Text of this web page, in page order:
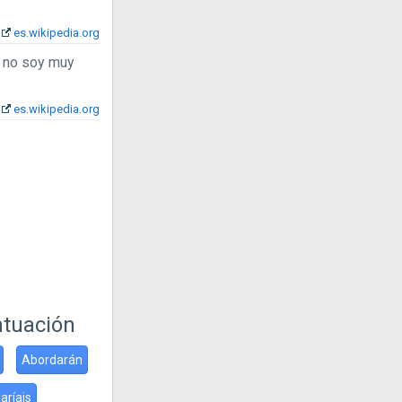
es.wikipedia.org
soy muy
es.wikipedia.org
Abordarán